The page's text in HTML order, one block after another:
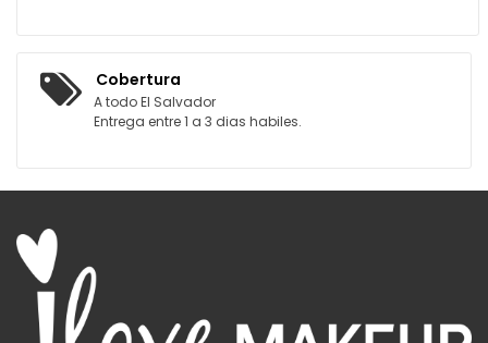
Cobertura
A todo El Salvador
Entrega entre 1 a 3 dias habiles.